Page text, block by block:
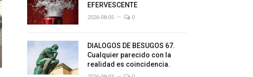
EFERVESCENTE
2026-08-05 0
DIALOGOS DE BESUGOS 67.
Cualquier parecido con la
realidad es coincidencia.